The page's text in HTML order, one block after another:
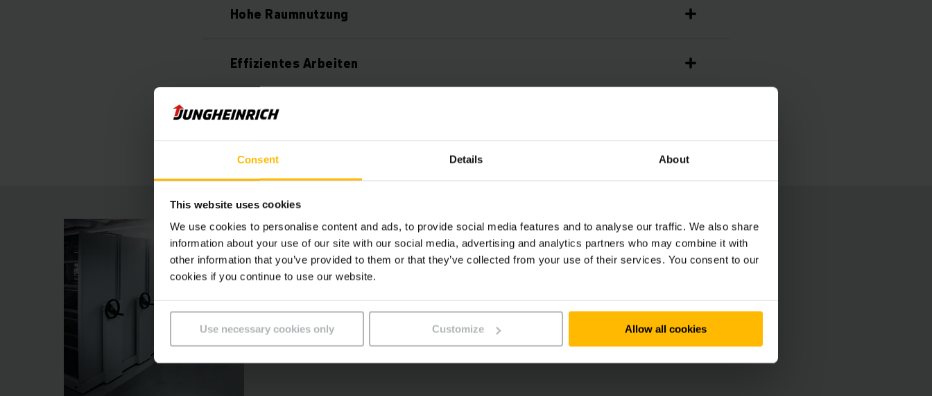
Consent Details About
This website uses cookies
We use cookies to personalise content and ads, to provide social media features and to analyse our traffic. We also share
information about your use of our site with our social media, advertising and analytics partners who may combine it with
other information that you’ve provided to them or that they’ve collected from your use of their services. You consent to our
cookies if you continue to use our website.
Use necessary cookies only Customize Allow all cookies
Hohe Raumnutzung
Effizientes Arbeiten
Hohe Prozesssicherheit